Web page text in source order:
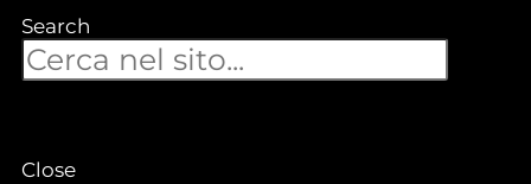
Search
Close